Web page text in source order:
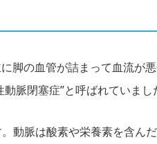
脚の血管が詰まって血流が
動脈閉塞症”と呼ばれていまし
動脈は酸素や栄養素を含ん